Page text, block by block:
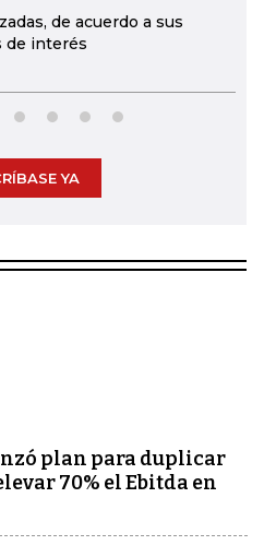
de acuerdo a sus
de interés
YA
plan para duplicar
70% el Ebitda en